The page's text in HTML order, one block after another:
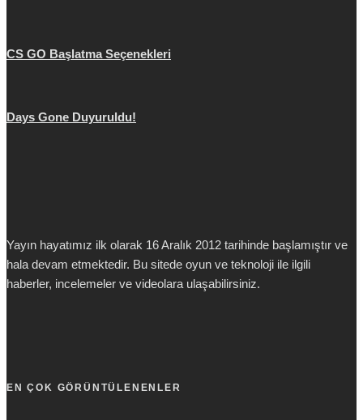
CS GO Başlatma Seçenekleri
Days Gone Duyuruldu!
Yayın hayatımız ilk olarak 16 Aralık 2012 tarihinde başlamıştır ve
hala devam etmektedir. Bu sitede oyun ve teknoloji ile ilgili
haberler, incelemeler ve videolara ulaşabilirsiniz.
EN ÇOK GÖRÜNTÜLENENLER